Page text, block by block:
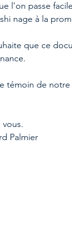
l’on passe
nage à la
que ce
témoin de
vous.
Palmier